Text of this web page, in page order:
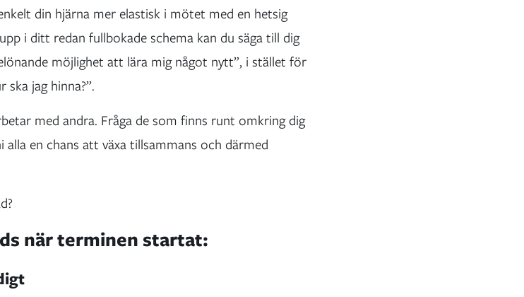
din hjärna mer elastisk i mötet med en hetsig
i ditt redan fullbokade schema kan du säga till dig
möjlighet att lära mig något nytt”, i stället för
jag hinna?”.
med andra. Fråga de som finns runt omkring dig
en chans att växa tillsammans och därmed
när terminen startat: